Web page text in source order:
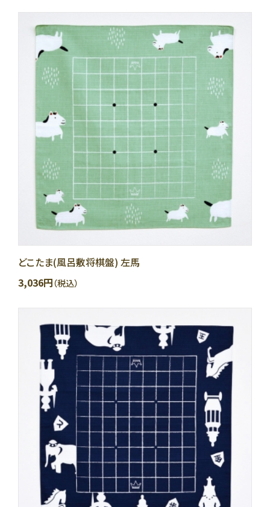
どこたま(風呂敷将棋盤) 左馬
3,036円（税込）